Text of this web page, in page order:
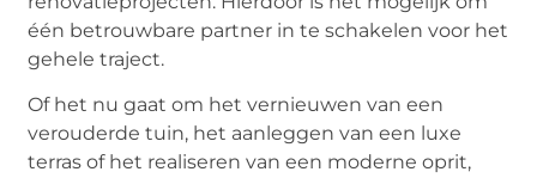
één betrouwbare partner in te schakelen voor het
gehele traject.
Of het nu gaat om het vernieuwen van een
verouderde tuin, het aanleggen van een luxe
terras of het realiseren van een moderne oprit,